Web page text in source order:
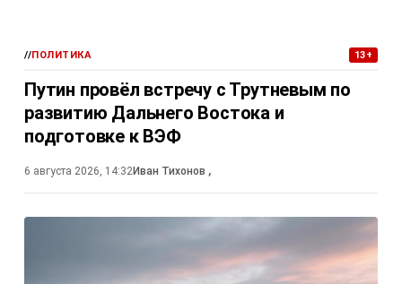
//ПОЛИТИКА 13+
Путин провёл встречу с Трутневым по
развитию Дальнего Востока и
подготовке к ВЭФ
6 августа 2026, 14:32Иван Тихонов ,